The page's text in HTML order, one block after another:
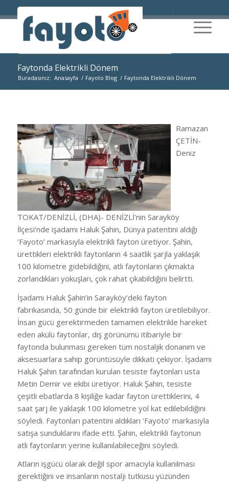
Faytonda Elektrikli Dönem
Buradasınız: Anasayfa / Fayoto Blog / Faytonda Elektrikli Dönem
Ramazan
ÇETİN-
Deniz
TOKAT/DENİZLİ, (DHA)- DENİZLİ’nin Sarayköy
İlçesi’nde işadamı Haluk Şahin, Dünya patentini aldığı
‘Fayoto’ markasıyla elektrikli fayton üretiyor. Şahin,
ürettikleri elektrikli faytonların 4 saatlik şarjla yaklaşık
100 kilometre gidebildiğini, atlı faytonların çıkmakta
zorlandıkları yokuşları, çok rahat çıkabildiğini belirtti.
İşadamı Haluk Şahin’in Sarayköy’deki fayton
fabrikasında, 50 günde bir elektrikli fayton üretilebiliyor.
İnsan gücü gerektirmeden tamamen elektrikle hareket
eden akülü faytonlar, dış görünümü itibariyle bir
faytonda bulunması gereken tüm nostaljik donanım ve
aksesuarlara sahip görüntüsüyle dikkati çekiyor. İşadamı
Haluk Şahin tarafından kurulan tesiste faytonları usta
Metin Demir ve ekibi üretiyor. Haluk Şahin, tesiste
çeşitli ebatlarda 8 kişiliğe kadar fayton ürettiklerini, 4
saat şarj ile yaklaşık 100 kilometre yol kat edilebildiğini
söyledi. Faytonları patentini aldıkları ‘Fayoto’ markasıyla
satışa sunduklarını ifade etti. Şahin, elektrikli faytonun
atlı faytonların yerine kullanılabileceğini söyledi.
Atların işgücü olarak değil spor amacıyla kullanılması
gerektiğini ve insanların nostalji tutkusu yüzünden